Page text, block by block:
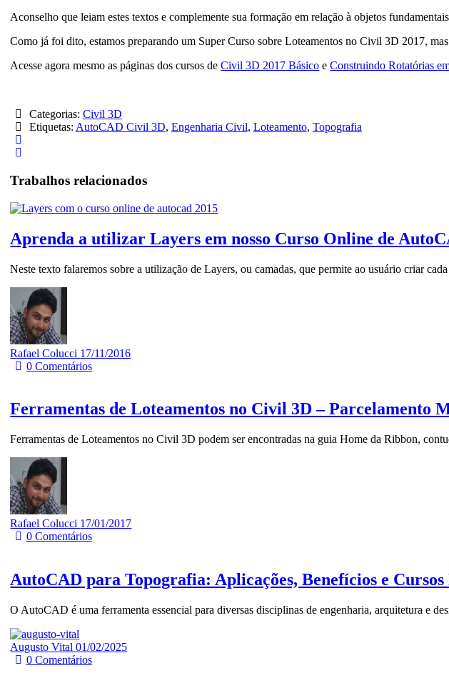
Aconselho que leiam estes textos e complemente sua formação em relação à objetos
Como já foi dito, estamos preparando um Super Curso sobre Loteamentos no Civil 3D 2017,
Acesse agora mesmo as páginas dos cursos deCivil 3D 2017 Básico eConstruindo Rotatórias
Categorias: Civil 3D
Etiquetas: AutoCAD Civil 3D, Engenharia Civil, Loteamento, Topografia
Trabalhos relacionados
Aprenda a utilizar Layers em nosso Curso Online de
Neste texto falaremos sobre a utilização de Layers, ou camadas, que permite ao usuário criar
Rafael Colucci 17/11/2016
0 Comentários
Ferramentas de Loteamentos no Civil 3D – Parcelamento
Ferramentas de Loteamentos no Civil 3D podem ser encontradas na guia Home da Ribbon,
Rafael Colucci 17/01/2017
0 Comentários
AutoCAD para Topografia: Aplicações, Benefícios e Cursos
O AutoCAD é uma ferramenta essencial para diversas disciplinas de engenharia, arquitetura e
Augusto Vital01/02/2025
0 Comentários